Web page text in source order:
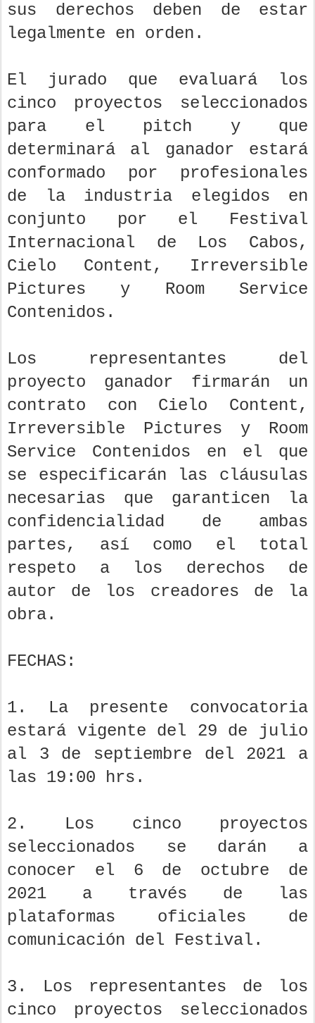
sus derechos deben de estar
legalmente en orden.
El jurado que evaluará los
cinco proyectos seleccionados
para el pitch y que
determinará al ganador estará
conformado por profesionales
de la industria elegidos en
conjunto por el Festival
Internacional de Los Cabos,
Cielo Content, Irreversible
Pictures y Room Service
Contenidos.
Los representantes del
proyecto ganador firmarán un
contrato con Cielo Content,
Irreversible Pictures y Room
Service Contenidos en el que
se especificarán las cláusulas
necesarias que garanticen la
confidencialidad de ambas
partes, así como el total
respeto a los derechos de
autor de los creadores de la
obra.
FECHAS:
1. La presente convocatoria
estará vigente del 29 de julio
al 3 de septiembre del 2021 a
las 19:00 hrs.
2. Los cinco proyectos
seleccionados se darán a
conocer el 6 de octubre de
2021 a través de las
plataformas oficiales de
comunicación del Festival.
3. Los representantes de los
cinco proyectos seleccionados